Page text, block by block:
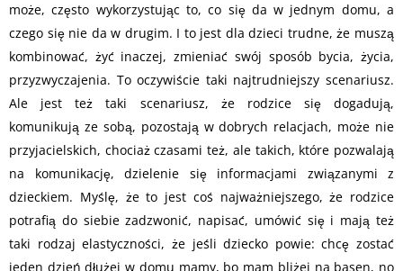
może, często wykorzystując to, co się da w jednym domu, a
czego się nie da w drugim. I to jest dla dzieci trudne, że muszą
kombinować, żyć inaczej, zmieniać swój sposób bycia, życia,
przyzwyczajenia. To oczywiście taki najtrudniejszy scenariusz.
Ale jest też taki scenariusz, że rodzice się dogadują,
komunikują ze sobą, pozostają w dobrych relacjach, może nie
przyjacielskich, chociaż czasami też, ale takich, które pozwalają
na komunikację, dzielenie się informacjami związanymi z
dzieckiem. Myślę, że to jest coś najważniejszego, że rodzice
potrafią do siebie zadzwonić, napisać, umówić się i mają też
taki rodzaj elastyczności, że jeśli dziecko powie: chcę zostać
jeden dzień dłużej w domu mamy, bo mam bliżej na basen, no